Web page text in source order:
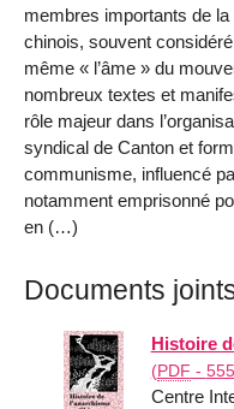
membres importants de la
chinois, souvent
même « l’âme » du
nombreux textes et
rôle majeur dans
syndical de Canton et
communisme, influencé
notamment emprisonné
en (…)
Documents
Histoire
(PDF -
Centre